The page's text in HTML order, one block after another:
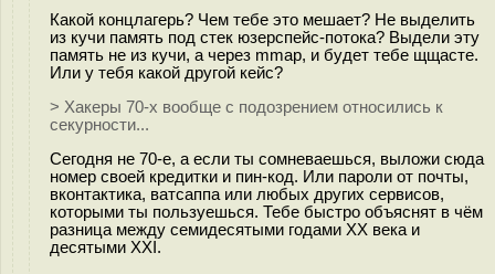
Какой концлагерь? Чем тебе это мешает? Не выделить
из кучи память под стек юзерспейс-потока? Выдели эту
память не из кучи, а через mmap, и будет тебе щщасте.
Или у тебя какой другой кейс?
> Хакеры 70-х вообще с подозрением относились к
секурности...
Сегодня не 70-е, а если ты сомневаешься, выложи сюда
номер своей кредитки и пин-код. Или пароли от почты,
вконтактика, ватсаппа или любых других сервисов,
которыми ты пользуешься. Тебе быстро объяснят в чём
разница между семидесятыми годами XX века и
десятыми XXI.